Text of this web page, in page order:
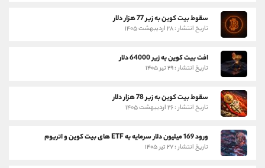
سقوط بیت کوین به زیر 77 هزار دلار
تاریخ انتشار : ۲۸ اردیبهشت ۱۴۰۵
افت بیت کوین به زیر 64000 دلار
تاریخ انتشار : ۲۹ تیر ۱۴۰۵
سقوط بیت کوین به زیر 78 هزار دلار
تاریخ انتشار : ۲۶ اردیبهشت ۱۴۰۵
ورود 169 میلیون دلار سرمایه به ETF های بیت کوین و اتریوم
تاریخ انتشار : ۲۷ تیر ۱۴۰۵